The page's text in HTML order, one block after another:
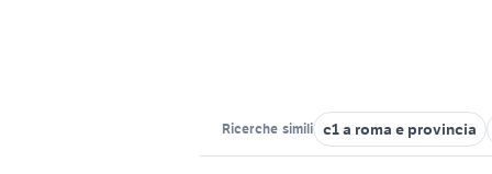
Ricerche simili c1 a roma e provincia